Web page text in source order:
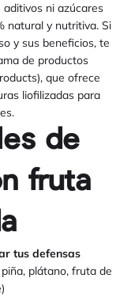
ni azúcares
natural y nutritiva. Si
y sus beneficios, te
de productos
que ofrece
liofilizadas para
de
fruta
tus defensas
plátano, fruta de